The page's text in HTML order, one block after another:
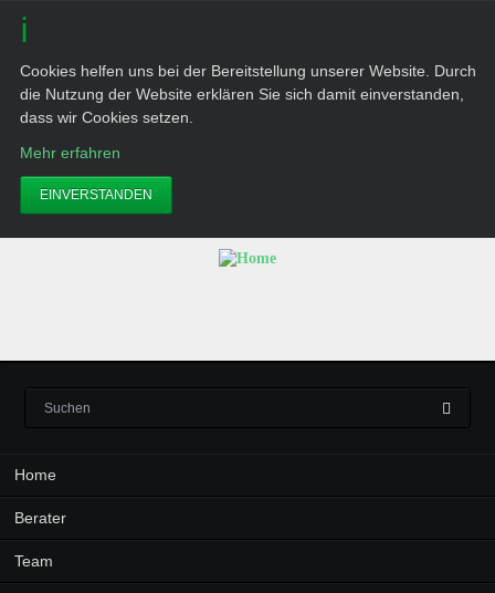
Cookies helfen uns bei der Bereitstellung unserer Website. Durch
die Nutzung der Website erklären Sie sich damit einverstanden,
dass wir Cookies setzen.
Mehr erfahren
EINVERSTANDEN
überspringen
Home
Berater
Team